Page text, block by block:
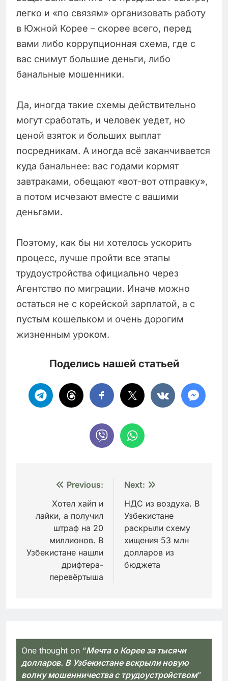
легко и «по связям» организовать работу
в Южной Корее – скорее всего, перед
вами либо коррупционная схема, где с
вас снимут большие деньги, либо
банальные мошенники.
Да, иногда такие схемы действительно
могут сработать, и человек уедет, но
ценой взяток и больших выплат
посредникам. А иногда всё заканчивается
куда банальнее: вас годами кормят
завтраками, обещают «вот-вот отправку»,
а потом исчезают вместе с вашими
деньгами.
Поэтому, как бы ни хотелось ускорить
процесс, лучше пройти все этапы
трудоустройства официально через
Агентство по миграции. Иначе можно
остаться не с корейской зарплатой, а с
пустым кошельком и очень дорогим
жизненным уроком.
Поделись нашей статьей
Навигация
записям
Previous:
Хотел хайп и
лайки, а получил
штраф на 20
миллионов. В
Узбекистане нашли
дрифтера-
перевёртыша
Next:
НДС из воздуха. В
Узбекистане
раскрыли схему
хищения 53 млн
долларов из
бюджета
One thought on “Мечта о Корее за тысячи
долларов. В Узбекистане вскрыли новую
волну мошенничества с трудоустройством”